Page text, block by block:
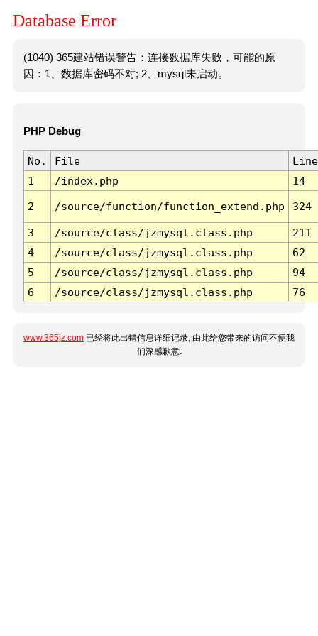
Database Error
(1040) 365建站错误警告：连接数据库失败，可能的原
因：1、数据库密码不对; 2、mysql未启动。
PHP Debug
No. File
Line
1
/index.php 14
2 /source/function/function_extend.php 324
3 /source/class/jzmysql.class.php
211
4
/source/class/jzmysql.class.php
62
5
/source/class/jzmysql.class.php
94
6
/source/class/jzmysql.class.php 76
www.365jz.com 已经将此出错信息详细记录, 由此给您带来的访问不便我
们深感歉意.